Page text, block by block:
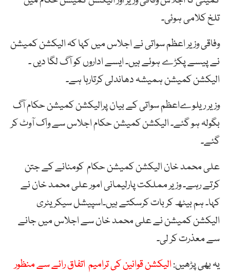
تلخ کلامی ہوئی۔
وفاقی وزیر اعظم سواتی نے اجلاس میں کہا کہ الیکشن کمیشن
نے پیسے پکڑے ہوئے ہیں۔ ایسے اداروں کو آگ لگا دیں ۔
الیکشن کمیشن ہمیشہ دھاندلی کرتارہا ہے۔
وزیر ریلوےاعظم سواتی کے بیان پرالیکشن کمیشن حکام آگ
بگولہ ہو گئے۔ الیکشن کمیشن حکام اجلاس سے واک آوٹ کر
گئے۔
علی محمد خان الیکشن کمیشن حکام کومنانے کے جتن
کرتے رہے۔ وزیر مملکت پارلیمانی امور علی محمد خان نے
کہا۔ ہم بیٹھ کر بات کرسکتے ہیں۔اسپیشل سیکریٹری
الیکشن کمیشن نے علی محمد خان سے اجلاس میں جانے
سے معذرت کر لی۔
یہ بھی پڑھیں:الیکشن قوانین کی ترامیم اتفاق رائے سے منظور